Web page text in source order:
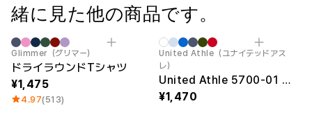
緒に見た他の商品です。
Category Best
Glimmer（グリマー）
ドライラウンドTシャツ
1,475
4.97(513)
New
United Athle（ユナイテッドアス
レ）
United Athle 5700-01 機能性ドライTシャツ
1,470
&チューブトップ